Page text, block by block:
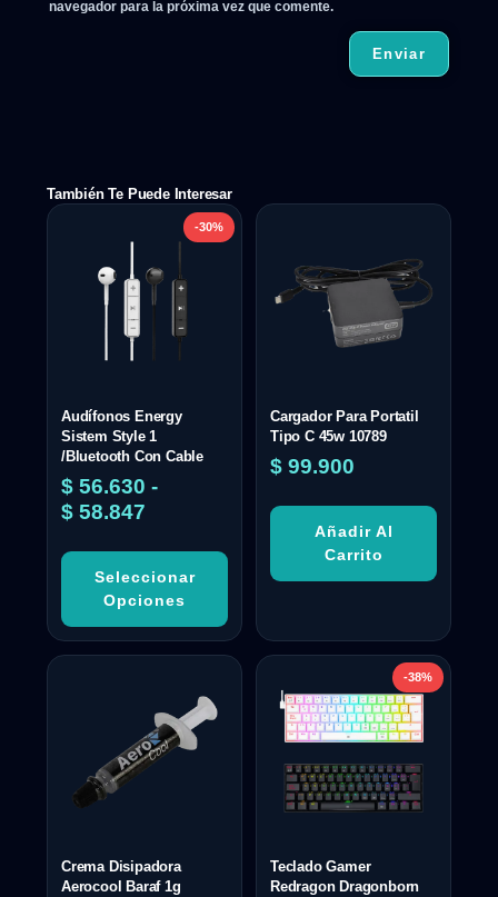
navegador para la próxima vez que comente.
También Te Puede Interesar
-30%
Audífonos Energy
Sistem Style 1
/Bluetooth Con Cable
$ 56.630 -
$ 58.847
Seleccionar
Opciones
Cargador Para Portatil
Tipo C 45w 10789
$ 99.900
Añadir Al
Carrito
Crema Disipadora
Aerocool Baraf 1g
-38%
Teclado Gamer
Redragon Dragonborn